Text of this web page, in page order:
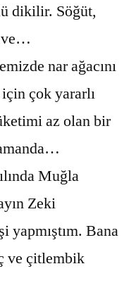
dikilir. Söğüt,
ve…
nar ağacını
çok yararlı
az olan bir
Muğla
Zeki
Bana
ve çitlembik